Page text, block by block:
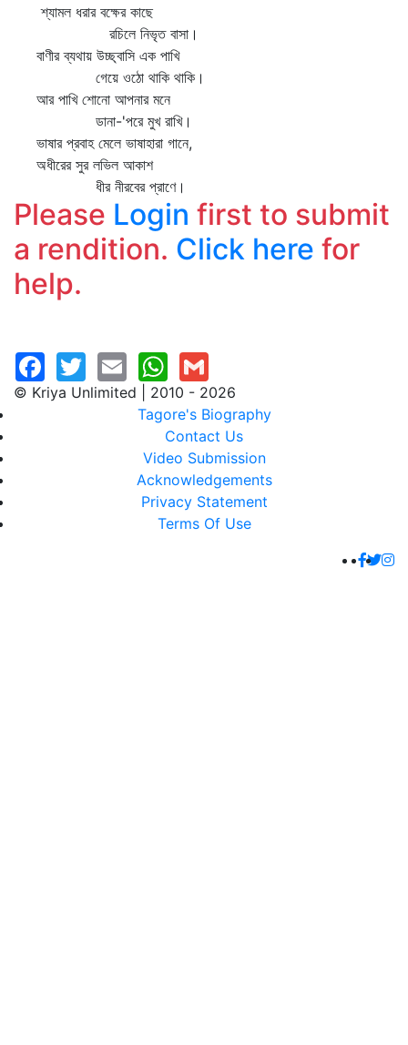
শ্যামল ধরার বক্ষের কাছে
রচিলে নিভৃত বাসা।
বাণীর ব্যথায় উচ্ছ্বাসি এক পাখি
গেয়ে ওঠো থাকি থাকি।
আর পাখি শোনো আপনার মনে
ডানা-'পরে মুখ রাখি।
ভাষার প্রবাহ মেলে ভাষাহারা গানে,
অধীরের সুর লভিল আকাশ
ধীর নীরবের প্রাণে।
Please Login first to submit
a rendition. Click here for
help.
© Kriya Unlimited | 2010 - 2026
Tagore's Biography
Contact Us
Video Submission
Acknowledgements
Privacy Statement
Terms Of Use